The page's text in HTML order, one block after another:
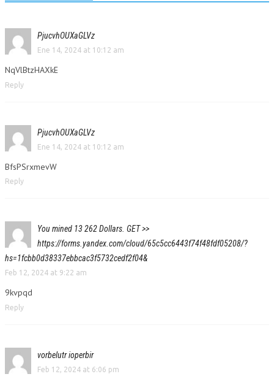
PjucvhOUXaGLVz
Ene 14, 2024 at 10:12 am
NqVlBtzHAXkE
Reply
PjucvhOUXaGLVz
Ene 14, 2024 at 10:12 am
BfsPSrxmevW
Reply
You mined 13 262 Dollars. GЕТ >>
https://forms.yandex.com/cloud/65c5cc6443f74f48fdf05208/?
hs=1fcbb0d38337ebbcac3f5732cedf2f04&
Feb 12, 2024 at 9:22 am
9kvpqd
Reply
vorbelutr ioperbir
Feb 12, 2024 at 6:06 pm